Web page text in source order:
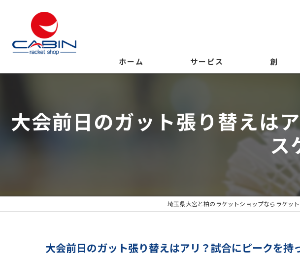
ホーム サービス 創
大会前日のガット張り替えは
ス
埼玉県大宮と柏のラケットショップならラケッ
大会前日のガット張り替えはアリ？試合にピークを持